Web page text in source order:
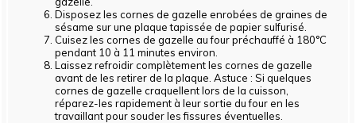
Disposez les cornes de gazelle enrobées de graines de
sésame sur une plaque tapissée de papier sulfurisé.
Cuisez les cornes de gazelle au four préchauffé à 180°C
pendant 10 à 11 minutes environ.
Laissez refroidir complètement les cornes de gazelle
avant de les retirer de la plaque. Astuce : Si quelques
cornes de gazelle craquellent lors de la cuisson,
réparez-les rapidement à leur sortie du four en les
travaillant pour souder les fissures éventuelles.